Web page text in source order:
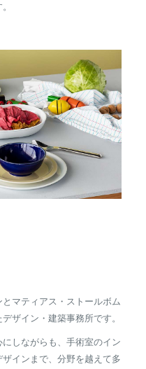
マティアス・ストールボム
ザイン・建築事務所です。
しながらも、手術室のイン
インまで、分野を越えて多